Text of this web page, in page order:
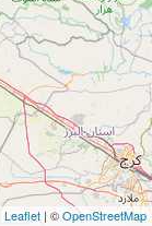
Leaflet | ©OpenStreetMap